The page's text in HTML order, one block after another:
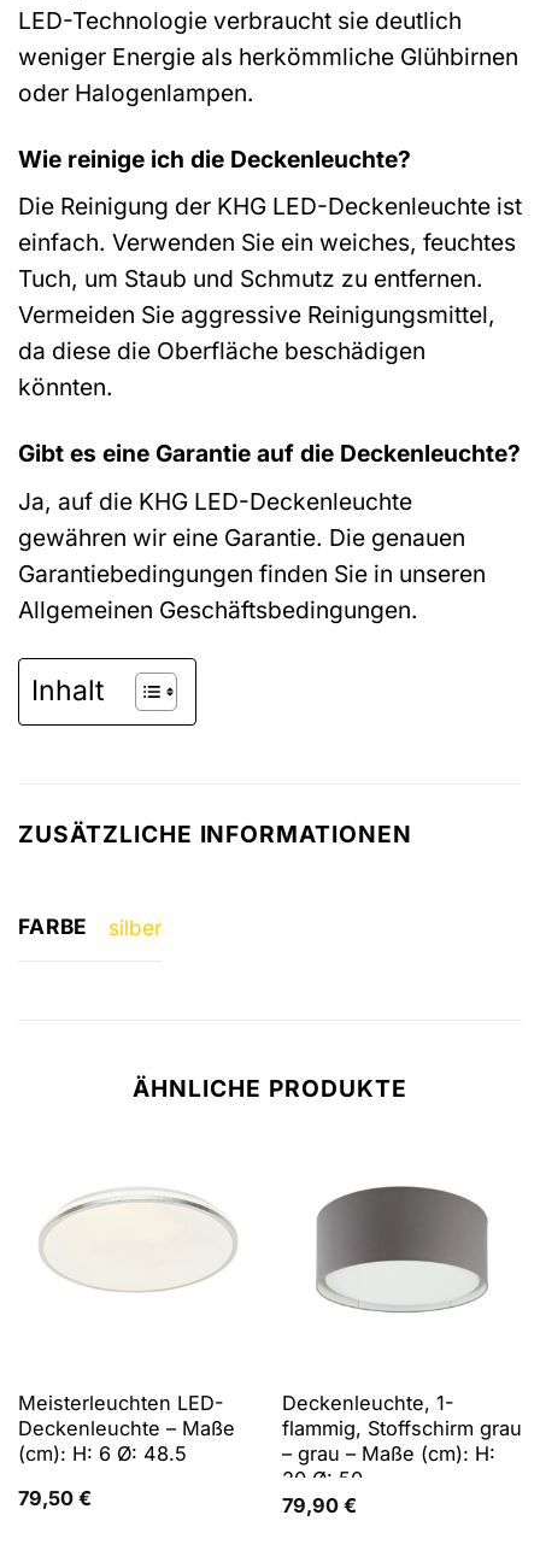
LED-Technologie verbraucht sie deutlich
weniger Energie als herkömmliche Glühbirnen
oder Halogenlampen.
Wie reinige ich die Deckenleuchte?
Die Reinigung der KHG LED-Deckenleuchte ist
einfach. Verwenden Sie ein weiches, feuchtes
Tuch, um Staub und Schmutz zu entfernen.
Vermeiden Sie aggressive Reinigungsmittel,
da diese die Oberfläche beschädigen
könnten.
Gibt es eine Garantie auf die Deckenleuchte?
Ja, auf die KHG LED-Deckenleuchte
gewähren wir eine Garantie. Die genauen
Garantiebedingungen finden Sie in unseren
Allgemeinen Geschäftsbedingungen.
Inhalt
ZUSÄTZLICHE INFORMATIONEN
FARBE silber
ÄHNLICHE PRODUKTE
Meisterleuchten LED-
Deckenleuchte – Maße
(cm): H: 6 Ø: 48.5
79,50 €
Deckenleuchte, 1-
flammig, Stoffschirm grau
– grau – Maße (cm): H:
20 Ø: 50
79,90 €